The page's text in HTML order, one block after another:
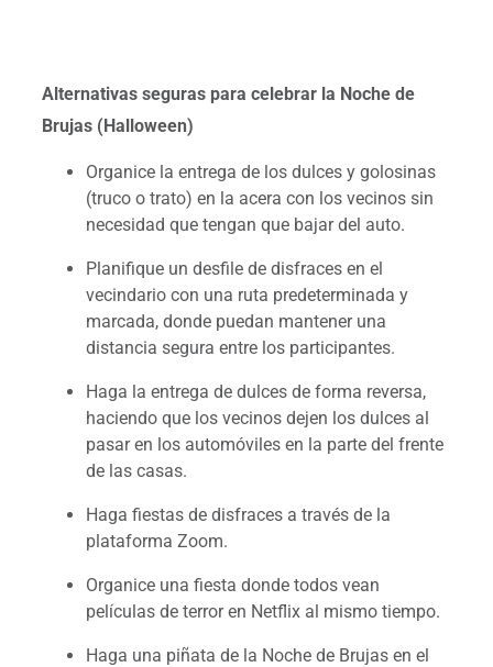
Alternativas seguras para celebrar la Noche de
Brujas (Halloween)
Organice la entrega de los dulces y golosinas
(truco o trato) en la acera con los vecinos sin
necesidad que tengan que bajar del auto.
Planifique un desfile de disfraces en el
vecindario con una ruta predeterminada y
marcada, donde puedan mantener una
distancia segura entre los participantes.
Haga la entrega de dulces de forma reversa,
haciendo que los vecinos dejen los dulces al
pasar en los automóviles en la parte del frente
de las casas.
Haga fiestas de disfraces a través de la
plataforma Zoom.
Organice una fiesta donde todos vean
películas de terror en Netflix al mismo tiempo.
Haga una piñata de la Noche de Brujas en el